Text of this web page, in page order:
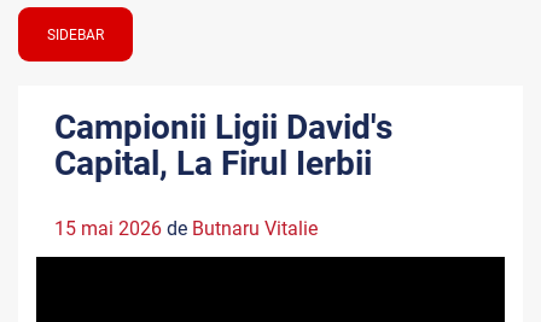
SIDEBAR
Campionii Ligii David's
Capital, La Firul Ierbii
15 mai 2026 de Butnaru Vitalie